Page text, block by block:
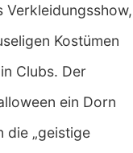
Verkleidungsshow,
Kostümen
Clubs. Der
ein Dorn
die „geistige